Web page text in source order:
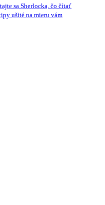
sa Sherlocka, čo čítať
ušité na mieru vám